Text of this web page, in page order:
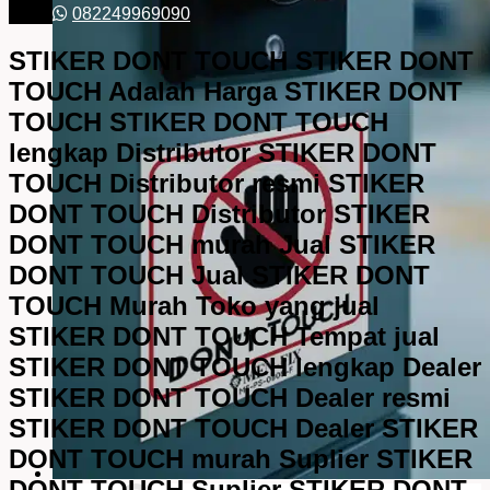
082249969090
STIKER DONT TOUCH STIKER DONT
TOUCH Adalah Harga STIKER DONT
TOUCH STIKER DONT TOUCH
lengkap Distributor STIKER DONT
TOUCH Distributor resmi STIKER
DONT TOUCH Distributor STIKER
DONT TOUCH murah Jual STIKER
DONT TOUCH Jual STIKER DONT
TOUCH Murah Toko yang jual
STIKER DONT TOUCH Tempat jual
STIKER DONT TOUCH lengkap Dealer
STIKER DONT TOUCH Dealer resmi
STIKER DONT TOUCH Dealer STIKER
DONT TOUCH murah Suplier STIKER